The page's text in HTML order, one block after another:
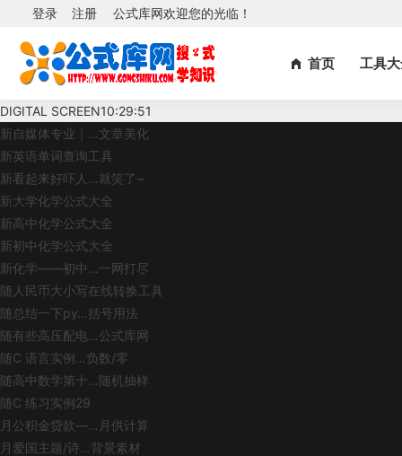
公式库网欢迎您的光临！
登录 注册
首页 工具
DIGITAL SCREEN10:29:51
新自媒体专业｜…文章美化
新英语单词查询工具
新看起来好吓人…就笑了~
新大学化学公式大全
新高中化学公式大全
新初中化学公式大全
新化学——初中…一网打尽
随 人民币大小写在线转换工具
随总结一下py…括号用法
随有些高压配电…公式库网
随C 语言实例…负数/零
随高中数学第十…随机抽样
随C 练习实例29
月 公积金贷款—…月供计算
月 爱国主题/诗…背景素材